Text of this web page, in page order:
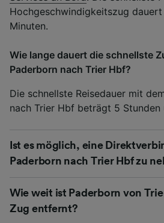
Hochgeschwindigkeitszug
Minuten.
Wie lange dauert die schnellste
Paderborn nach Trier Hbf?
Die schnellste Reisedauer mit
nach Trier Hbf beträgt 5 Stunden
Ist es möglich, eine
Paderborn nach Trier Hbf zu
Wie weit ist Paderborn von
Zug entfernt?